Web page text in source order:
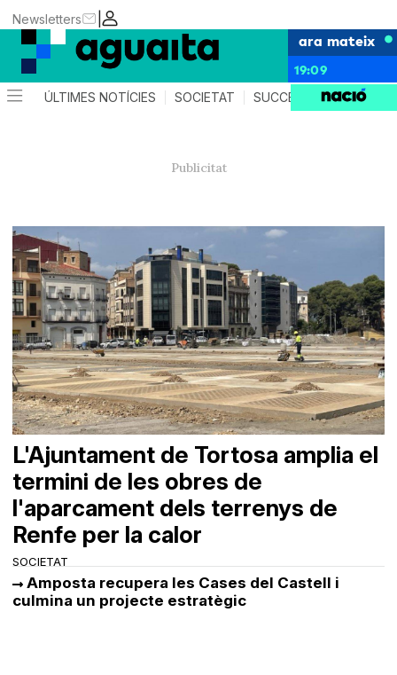
|
Newsletters
ara mateix
19:09
ÚLTIMES NOTÍCIES SOCIETAT SUCCESSOS AGENDA
SOCIETAT
L'Ajuntament de Tortosa amplia el
termini de les obres de
l'aparcament dels terrenys de
Renfe per la calor
Amposta recupera les Cases del Castell i
culmina un projecte estratègic